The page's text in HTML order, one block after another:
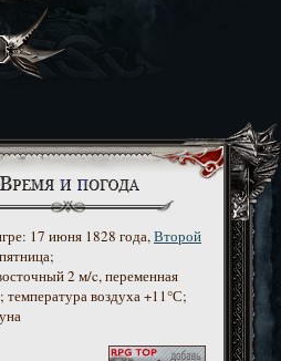
17 июня 1828 года,Второй
2 м/c, переменная
температура воздуха +11°С;